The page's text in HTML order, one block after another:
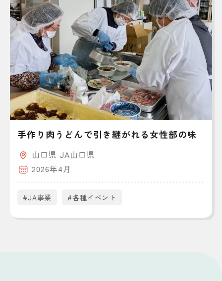
手作り肉うどんで引き継がれる女性部の味
山口県 JA山口県
2026年4月
#JA事業 #各種イベント